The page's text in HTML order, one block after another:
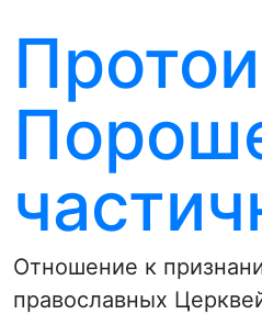
Отношение к
православных